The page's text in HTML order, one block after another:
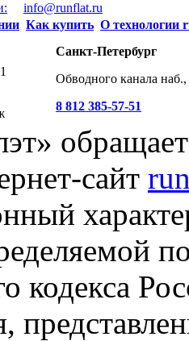
info@runflat.ru
Как купить О технологии
Санкт-Петербург
Обводного канала
8 812 385-57-51
сайт
кодекса